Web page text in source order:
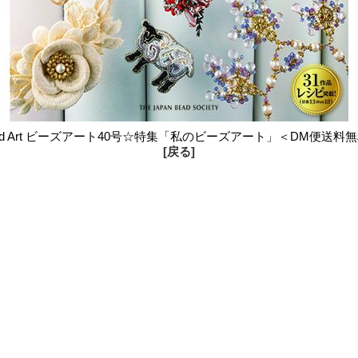
Art ビーズアート40号☆特集「私のビーズアート」＜DM便送料
[戻る]